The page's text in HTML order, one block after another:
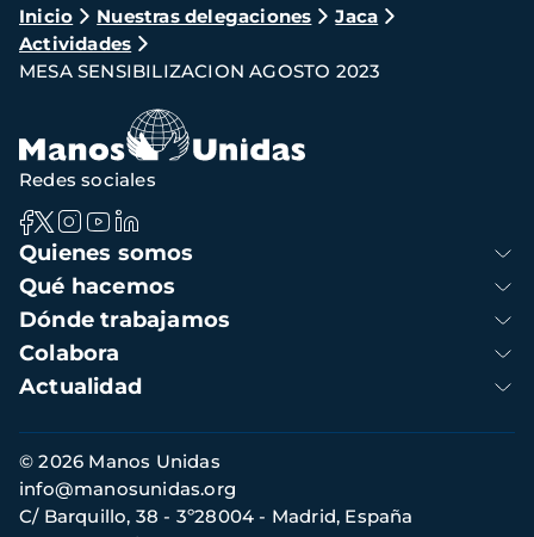
Ruta
de
navegación
Inicio Nuestras delegaciones
Jaca
Actividades
MESA SENSIBILIZACION AGOSTO 2023
Navegación
principal
Quienes somos
Qué hacemos
Dónde trabajamos
Colabora
Actualidad
Redes sociales
Información
de
contacto
© 2026 Manos Unidas
C/ Barquillo, 38 - 3º28004 - Madrid, España
info@manosunidas.org